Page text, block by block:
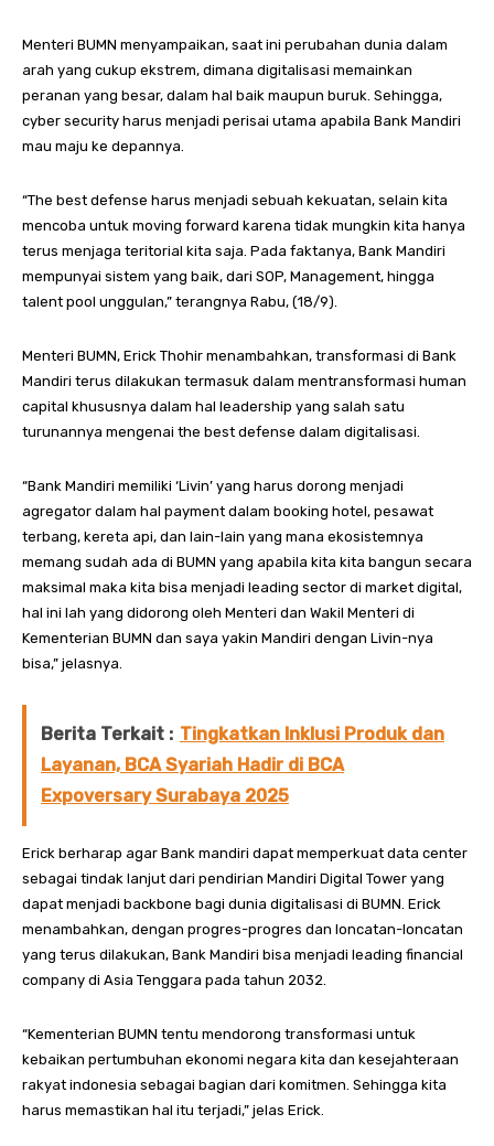
Menteri BUMN menyampaikan, saat ini perubahan dunia dalam
arah yang cukup ekstrem, dimana digitalisasi memainkan
peranan yang besar, dalam hal baik maupun buruk. Sehingga,
cyber security harus menjadi perisai utama apabila Bank Mandiri
mau maju ke depannya.
“The best defense harus menjadi sebuah kekuatan, selain kita
mencoba untuk moving forward karena tidak mungkin kita hanya
terus menjaga teritorial kita saja. Pada faktanya, Bank Mandiri
mempunyai sistem yang baik, dari SOP, Management, hingga
talent pool unggulan,” terangnya Rabu, (18/9).
Menteri BUMN, Erick Thohir menambahkan, transformasi di Bank
Mandiri terus dilakukan termasuk dalam mentransformasi human
capital khususnya dalam hal leadership yang salah satu
turunannya mengenai the best defense dalam digitalisasi.
“Bank Mandiri memiliki ‘Livin’ yang harus dorong menjadi
agregator dalam hal payment dalam booking hotel, pesawat
terbang, kereta api, dan lain-lain yang mana ekosistemnya
memang sudah ada di BUMN yang apabila kita kita bangun secara
maksimal maka kita bisa menjadi leading sector di market digital,
hal ini lah yang didorong oleh Menteri dan Wakil Menteri di
Kementerian BUMN dan saya yakin Mandiri dengan Livin-nya
bisa,” jelasnya.
Berita Terkait : Tingkatkan Inklusi Produk dan
Layanan, BCA Syariah Hadir di BCA
Expoversary Surabaya 2025
Erick berharap agar Bank mandiri dapat memperkuat data center
sebagai tindak lanjut dari pendirian Mandiri Digital Tower yang
dapat menjadi backbone bagi dunia digitalisasi di BUMN. Erick
menambahkan, dengan progres-progres dan loncatan-loncatan
yang terus dilakukan, Bank Mandiri bisa menjadi leading financial
company di Asia Tenggara pada tahun 2032.
“Kementerian BUMN tentu mendorong transformasi untuk
kebaikan pertumbuhan ekonomi negara kita dan kesejahteraan
rakyat indonesia sebagai bagian dari komitmen. Sehingga kita
harus memastikan hal itu terjadi,” jelas Erick.